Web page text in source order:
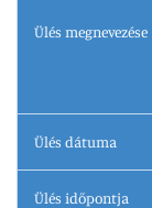
Ülés megnevezése
Ülés dátuma
Ülés időpontja